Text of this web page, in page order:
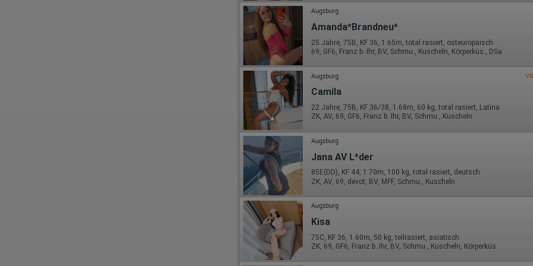
Augsburg
Amanda*Brandneu*
25 Jahre, 75B, KF 36, 1.65m, total rasiert, osteuropäisch
69, GF6, Franz b. Ihr, BV, Schmu., Kuscheln, Körperküs., DSa
Augsburg
Camila
22 Jahre, 75B, KF 36/38, 1.68m, 60 kg, total rasiert, Latina
ZK, AV, 69, GF6, Franz b. Ihr, BV, Schmu., Kuscheln
Augsburg
Jana AV L*der
85E(DD), KF 44, 1.70m, 100 kg, total rasiert, deutsch
ZK, AV, 69, devot, BV, MFF, Schmu., Kuscheln
Augsburg
Kisa
75C, KF 36, 1.60m, 50 kg, teilrasiert, asiatisch
ZK, 69, GF6, Franz b. Ihr, BV, Schmu., Kuscheln, Körperküs.